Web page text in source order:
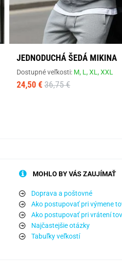
JEDNODUCHÁ ŠEDÁ MIKINA
Dostupné veľkosti: M, L,XL,XXL
24,50 € 36,75 €
MOHLO BY VÁS ZAUJÍMAŤ
Doprava a poštovné
Ako postupovať pri výmene
Ako postupovať pri vrátení
Najčastejšie otázky
Tabuľky veľkostí